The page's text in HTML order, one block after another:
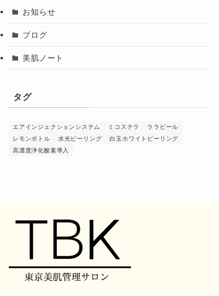
お知らせ
ブログ
美肌ノート
タグ
エアインジェクションシステム ミコステラ
ララピール
レモンボトル
水光ピーリング
白玉ホワイトピーリング
高濃度浄化酸素導入